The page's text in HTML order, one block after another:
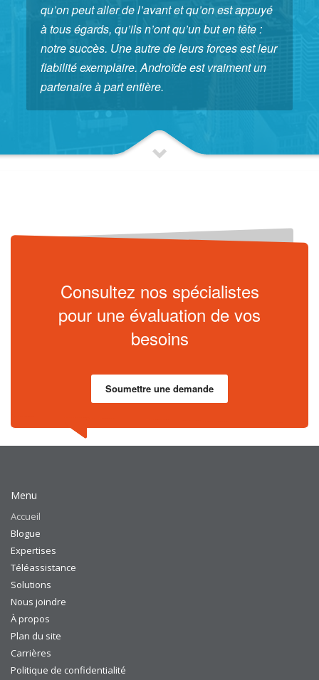
qu’on peut aller de l’avant et qu’on est appuyé
à tous égards, qu’ils n’ont qu’un but en tête :
notre succès. Une autre de leurs forces est leur
fiabilité exemplaire. Androïde est vraiment un
partenaire à part entière.
Consultez nos spécialistes
pour une évaluation de vos
besoins
Soumettre une demande
Menu
Accueil
Blogue
Expertises
Téléassistance
Solutions
Nous joindre
À propos
Plan du site
Carrières
Politique de confidentialité